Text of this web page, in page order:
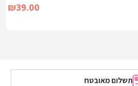
₪39.00
לסל
תשלום מאובטח